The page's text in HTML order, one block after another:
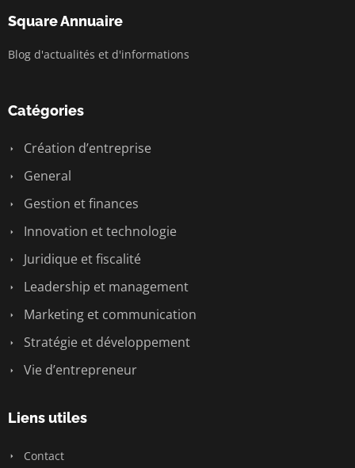
Square Annuaire
Blog d'actualités et d'informations
Catégories
Création d’entreprise
General
Gestion et finances
Innovation et technologie
Juridique et fiscalité
Leadership et management
Marketing et communication
Stratégie et développement
Vie d’entrepreneur
Liens utiles
Contact